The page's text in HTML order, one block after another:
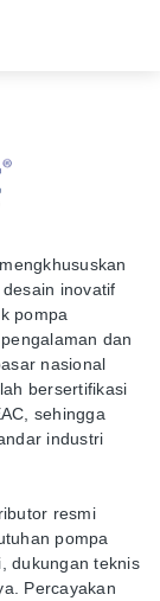
inovatif
pompa
dan
nasional
bersertifikasi
sehingga
industri
resmi
pompa
dukungan teknis
Percayakan